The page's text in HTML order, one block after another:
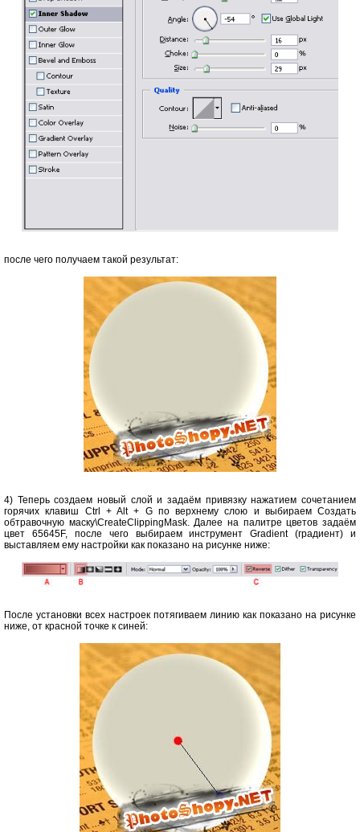
после чего получаем такой результат:
4) Теперь создаем новый слой и задаём привязку нажатием сочетанием
горячих клавиш Ctrl + Alt + G по верхнему слою и выбираем Создать
обтравочную маску\CreateClippingMask. Далее на палитре цветов задаём
цвет 65645F, после чего выбираем инструмент Gradient (градиент) и
выставляем ему настройки как показано на рисунке ниже:
После установки всех настроек потягиваем линию как показано на рисунке
ниже, от красной точке к синей: